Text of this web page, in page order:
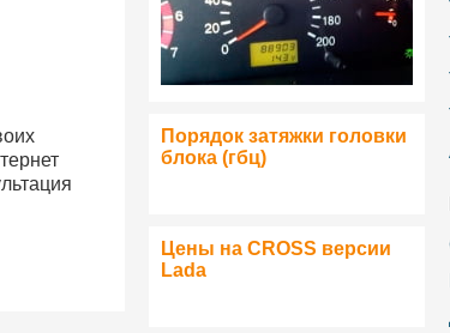
Порядок затяжки головки
блока (гбц)
Цены на CROSS версии
Lada